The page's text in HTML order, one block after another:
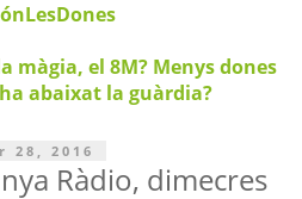
màgia, el 8M? Menys dones
abaixat la guàrdia?
28, 2016
Ràdio, dimecres